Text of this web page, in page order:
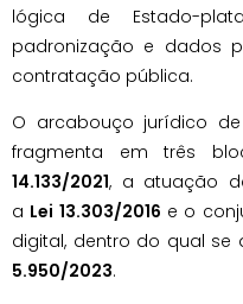
lógica de Estado-
padronização e dados
contratação pública.
O arcabouço jurídico
fragmenta em três
14.133/2021, a atuação
a Lei 13.303/2016 e o
digital, dentro do qual se
5.950/2023.